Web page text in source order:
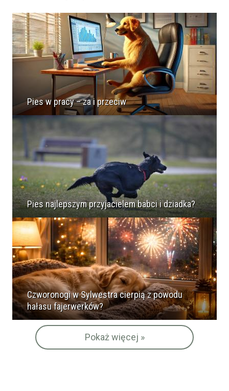
Pies w pracy – za i przeciw
Pies najlepszym przyjacielem babci i dziadka?
Czworonogi w Sylwestra cierpią z powodu
hałasu fajerwerków?
Pokaż więcej »